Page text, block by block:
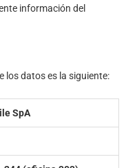
información del
los datos es la siguiente:
SpA